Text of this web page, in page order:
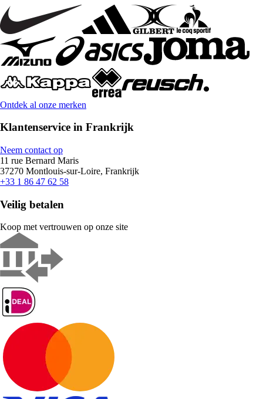
Ontdek al onze merken
Klantenservice in Frankrijk
Neem contact op
11 rue Bernard Maris
37270 Montlouis-sur-Loire, Frankrijk
+33 1 86 47 62 58
Veilig betalen
Koop met vertrouwen op onze site